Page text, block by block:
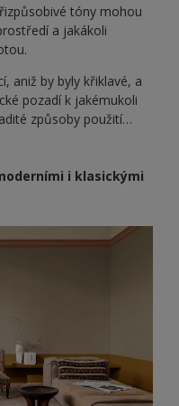
tóny mohou
a jakákoli
aniž by byly křiklavé, a
pozadí k jakémukoli
způsoby použití…
i klasickými